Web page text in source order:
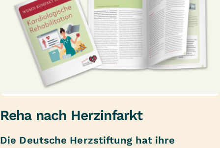
Reha nach Herzinfarkt
Die Deutsche Herzstiftung hat ihre